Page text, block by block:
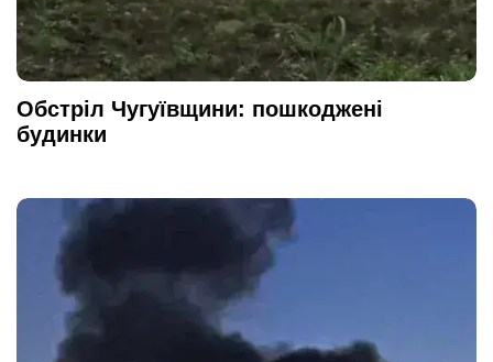
Обстріл Чугуївщини: пошкоджені
будинки